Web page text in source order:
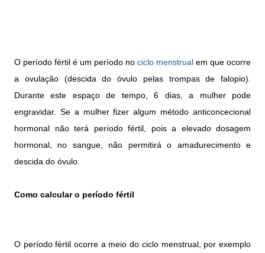
O período fértil é um período no ciclo menstrual em que ocorre
a ovulação (descida do óvulo pelas trompas de falopio).
Durante este espaço de tempo, 6 dias, a mulher pode
engravidar. Se a mulher fizer algum método anticoncecional
hormonal não terá período fértil, pois a elevado dosagem
hormonal, no sangue, não permitirá o amadurecimento e
descida do óvulo.
Como calcular o período fértil
O período fértil ocorre a meio do ciclo menstrual, por exemplo